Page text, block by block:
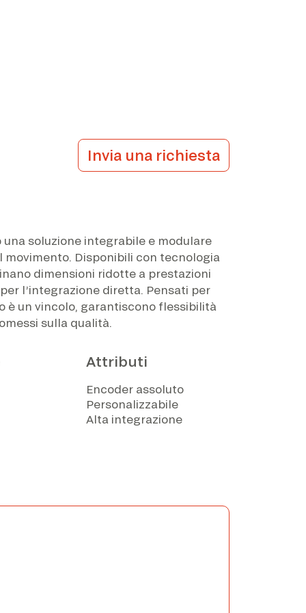
Invia una richiesta
soluzione integrabile e modulare
Disponibili con tecnologia
dimensioni ridotte a prestazioni
l’integrazione diretta. Pensati per
è un vincolo, garantiscono flessibilità
sulla qualità.
Attributi
Encoder assoluto
Personalizzabile
Alta integrazione